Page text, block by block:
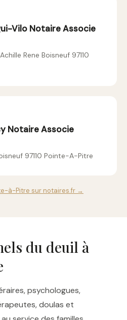
Vilo Notaire Associe
Rene Boisneuf 97110
Notaire Associe
97110 Pointe-A-Pitre
à-Pitre sur notaires.fr →
du deuil à
psychologues,
doulas et